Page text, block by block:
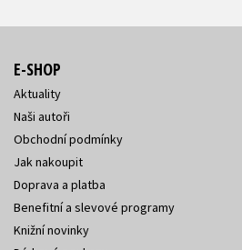
E-SHOP
Aktuality
Naši autoři
Obchodní podmínky
Jak nakoupit
Doprava a platba
Benefitní a slevové programy
Knižní novinky